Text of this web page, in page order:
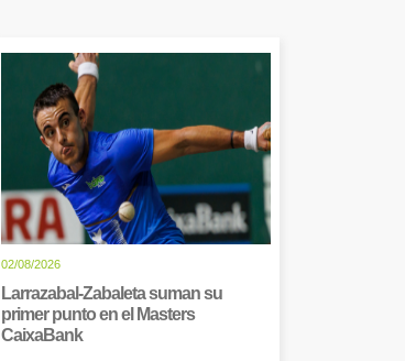
02/08/2026
Larrazabal-Zabaleta suman su
primer punto en el Masters
CaixaBank